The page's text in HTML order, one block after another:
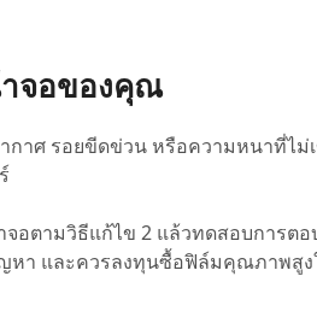
จอของคุณ
กาศ รอยขีดข่วน หรือความหนาที่ไ
อตามวิธีแก้ไข 2 แล้วทดสอบการต
หา และควรลงทุนซื้อฟิล์มคุณภาพสูง